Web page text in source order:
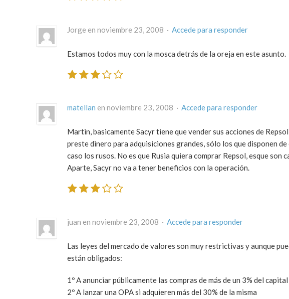
Jorge en noviembre 23, 2008 · Accede para responder
Estamos todos muy con la mosca detrás de la oreja en este asunto.
matellan en noviembre 23, 2008 · Accede para responder
Martin, basicamente Sacyr tiene que vender sus acciones de
preste dinero para adquisiciones grandes, sólo los que disponen
caso los rusos. No es que Rusia quiera comprar Repsol, esque son
Aparte, Sacyr no va a tener beneficios con la operación.
juan en noviembre 23, 2008 · Accede para responder
Las leyes del mercado de valores son muy restrictivas y aunque
están obligados:
1º A anunciar públicamente las compras de más de un 3% del
2º A lanzar una OPA si adquieren más del 30% de la misma